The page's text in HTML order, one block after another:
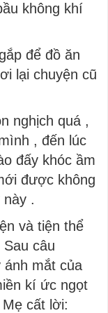
không khí
để đồ ăn
lại chuyện cũ
nghịch quá ,
, đến lúc
đấy khóc ầm
được không
này .
và tiện thể
câu
ánh mắt của
kí ức ngọt
cất lời: